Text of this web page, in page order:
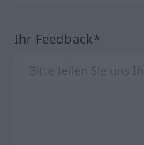
Ihr Feedback*